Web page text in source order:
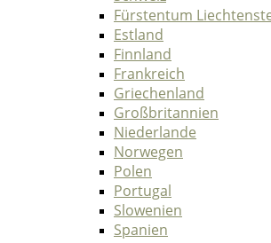
Fürstentum
Estland
Finnland
Frankreich
Griechenland
Großbritannien
Niederlande
Norwegen
Polen
Portugal
Slowenien
Spanien